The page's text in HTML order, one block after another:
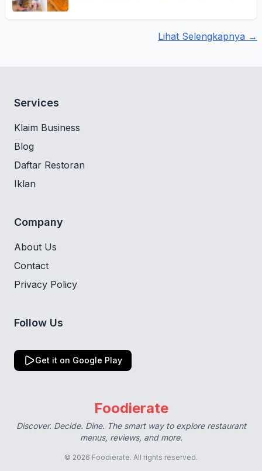
Lihat Selengkapnya →
Services
Klaim Business
Blog
Daftar Restoran
Iklan
Company
About Us
Contact
Privacy Policy
Follow Us
Get it on Google Play
Foodierate
Discover. Decide. Dine. The smart way to explore restaurant
menus, reviews, and more.
© 2026 Foodierate. All rights reserved.